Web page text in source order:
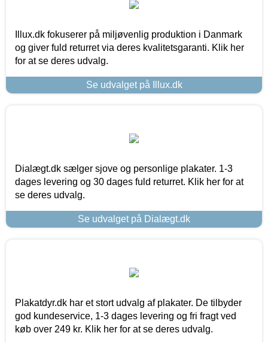
Illux.dk fokuserer på miljøvenlig produktion i Danmark
og giver fuld returret via deres kvalitetsgaranti. Klik her
for at se deres udvalg.
Se udvalget på Illux.dk
Dialægt.dk sælger sjove og personlige plakater. 1-3
dages levering og 30 dages fuld returret. Klik her for at
se deres udvalg.
Se udvalget på Dialægt.dk
Plakatdyr.dk har et stort udvalg af plakater. De tilbyder
god kundeservice, 1-3 dages levering og fri fragt ved
køb over 249 kr. Klik her for at se deres udvalg.